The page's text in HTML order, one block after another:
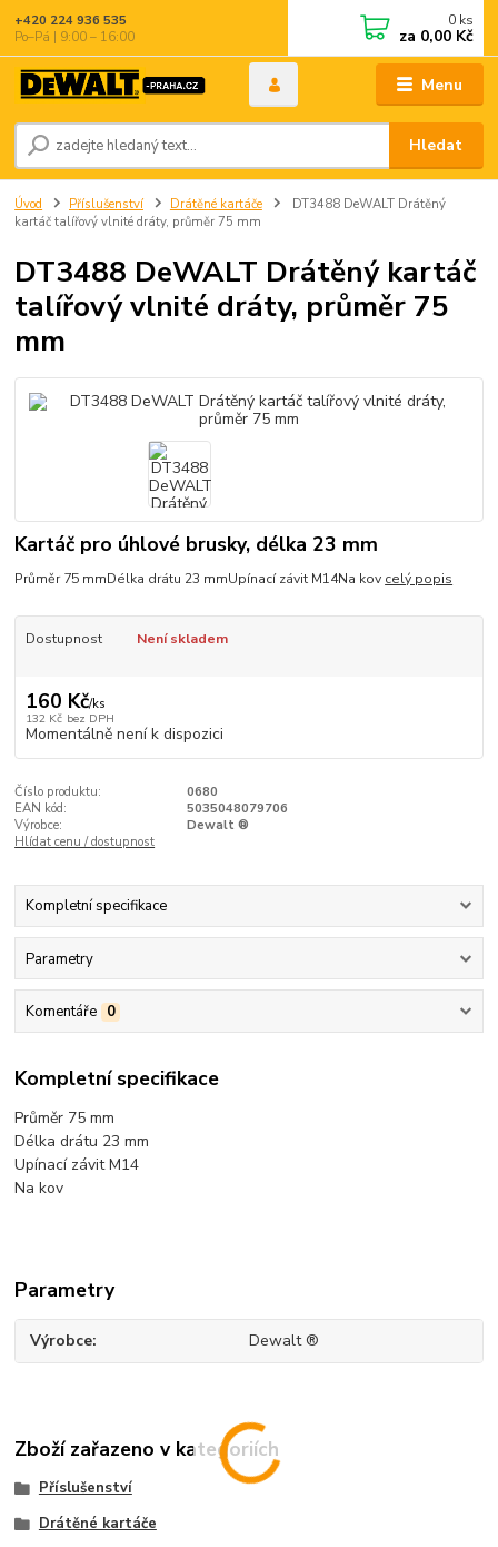
Menu
Hledat
+420 224 936 535
Po–Pá | 9:00 – 16:00
0 ks
za 0,00 Kč
Úvod Příslušenství Drátěné kartáče
DT3488 DeWALT Drátěný
kartáč talířový vlnité dráty, průměr 75 mm
DT3488 DeWALT Drátěný kartáč
talířový vlnité dráty, průměr 75
mm
Kartáč pro úhlové brusky, délka 23 mm
Průměr 75 mmDélka drátu 23 mmUpínací závit M14Na kov celý popis
Dostupnost Není skladem
160 Kč/ks
132 Kč bez DPH
Momentálně není k dispozici
Číslo produktu:
0680
EAN kód:
5035048079706
Výrobce:
Dewalt ®
Hlídat cenu / dostupnost
Kompletní specifikace
Parametry
Komentáře 0
Kompletní specifikace
Průměr 75 mm
Délka drátu 23 mm
Upínací závit M14
Na kov
Parametry
Výrobce Dewalt ®
Zboží zařazeno v kategoriích
Příslušenství
Drátěné kartáče